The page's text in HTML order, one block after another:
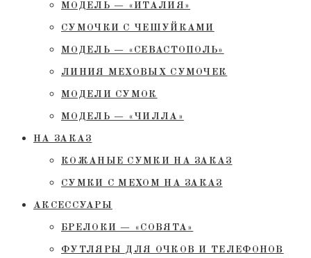
МОДЕЛЬ — «ИТАЛИЯ»
СУМОЧКИ С ЧЕШУЙКАМИ
МОДЕЛЬ — «СЕВАСТОПОЛЬ»
ЛИНИЯ МЕХОВЫХ СУМОЧЕК
МОДЕЛИ СУМОК
МОДЕЛЬ — «ЧИЛЛА»
НА ЗАКАЗ
КОЖАНЫЕ СУМКИ НА ЗАКАЗ
СУМКИ С МЕХОМ НА ЗАКАЗ
АКСЕССУАРЫ
БРЕЛОКИ — «СОВЯТА»
ФУТЛЯРЫ ДЛЯ ОЧКОВ И ТЕЛЕФОНОВ